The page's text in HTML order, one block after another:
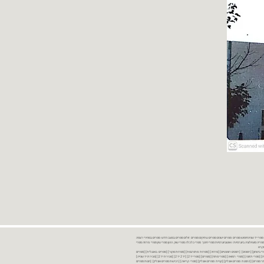
ספרים יד שניה ספרים משומשים ספרים חדשים ספרים יד 2 מכירת ספרים יד שניה ספרי יד שניהחיפוש ספרים ספרים ישנים ספרים עתיקים ספרים זולים ספרים במצב חדש ספרים במחירי רצפה
במבצע ספרים יד 2 ברמת גן ספרים יד 2 ביבנה יד 2 ספרים ספרי פסיכולוגיה ספריה סוציולוגיה ביוגרפיות ו אוטוביוגרפיות ספרי חינוך ספרי כלכלה ספרי שוק ההון ספרי עיון ספרי פרוזה ספרי
ביטחון] [רומנים] [רומנים רומנטיים] [פרוזה] [ספרות מתורגמת] [ספרות מקור] [ספרים באנגלית] [ספרים
חדשים מהחנות] [ספרים מומלצים] [ספרי בישול] [ספרי עידן חדש] [ספרי עסקים] [ספרי מורשת] [מחזות] [ספרי שירה] [ספרי בריאות] [ספרי תזונה] [ספרי רפואה] [ספרי מתח] [ספרים] [ספרי יד 2[ [יד 2 יד 2[ [מכירת יד 2[ [מכירת יד שנייה]
יד 2[ [ספר] [ספרים יד 2[ [הזמנת ספרים] [יד 2 ספרים] [ספרים בזול] [אתר ספרים] [הזמנת ספרים אונליין] [קניית ספרים אונליין] [ספרי קריאה] [רכישת ספרים אונליין] [חנות ספרים